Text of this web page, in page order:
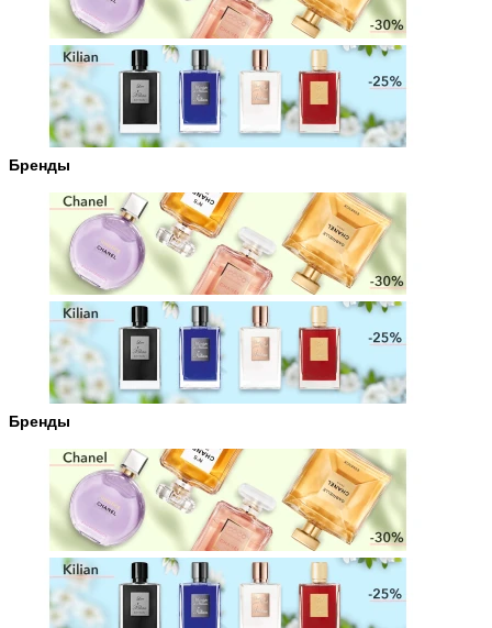
Бренды
Бренды